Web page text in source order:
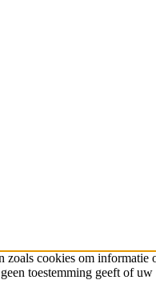
cookies om
toestemming geeft of